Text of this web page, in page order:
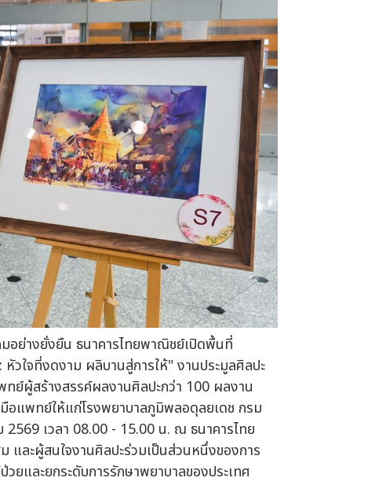
อย่างยั่งยืน ธนาคารไทยพาณิชย์เปิดพื้นที่
จที่งดงาม ผลิบานสู่การให้" งานประมูลศิลปะ
ย์ผู้สร้างสรรค์ผลงานศิลปะกว่า 100 ผลงาน
อแพทย์ให้แก่โรงพยาบาลภูมิพลอดุลยเดช กรม
เวลา 08.00 - 15.00 น. ณ ธนาคารไทย
และผู้สนใจงานศิลปะร่วมเป็นส่วนหนึ่งของการ
ยและยกระดับการรักษาพยาบาลของประเทศ